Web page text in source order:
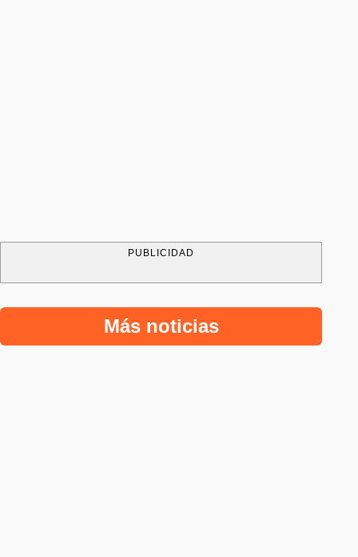
PUBLICIDAD
Más noticias